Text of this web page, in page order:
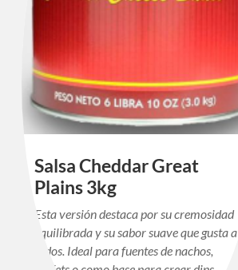
Salsa Cheddar Great
Plains 3kg
Esta versión destaca por su cremosidad
equilibrada y su sabor suave que gusta a
todos. Ideal para fuentes de nachos,